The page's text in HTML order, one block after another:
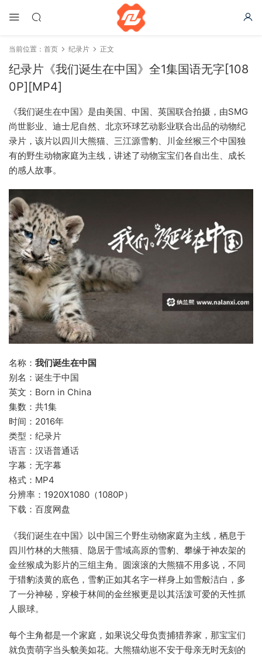
当前位置： 首页 纪录片 正文
纪录片《我们诞生在中国》全1集国语无字[108
0P][MP4]
《我们诞生在中国》是由美国、中国、英国联合拍摄，由SMG
尚世影业、迪士尼自然、北京环球艺动影业联合出品的动物纪
录片，该片以四川大熊猫、三江源雪豹、川金丝猴三个中国独
有的野生动物家庭为主线，讲述了动物宝宝们各自出生、成长
的感人故事。
名称： 我们诞生在中国
别名：诞生于中国
英文：Born in China
集数：共1集
时间：2016年
类型：纪录片
语言：汉语普通话
字幕：无字幕
格式：MP4
分辨率：1920X1080（1080P）
下载：百度网盘
《我们诞生在中国》以中国三个野生动物家庭为主线，栖息于
四川竹林的大熊猫、隐居于雪域高原的雪豹、攀缘于神农架的
金丝猴成为影片的三组主角。圆滚滚的大熊猫不用多说，不同
于猎豹淡黄的底色，雪豹正如其名字一样身上如雪般洁白，多
了一分神秘，穿梭于林间的金丝猴更是以其活泼可爱的天性抓
人眼球。
每个主角都是一个家庭，如果说父母负责捕猎养家，那宝宝们
就负责萌字当头貌美如花。大熊猫幼崽不安于母亲无时无刻的